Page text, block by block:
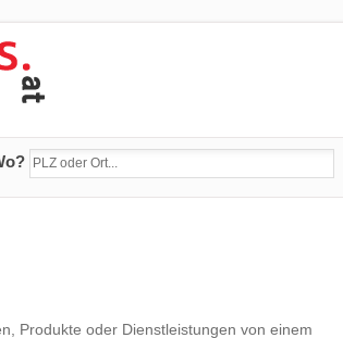
Produkte oder Dienstleistungen von einem